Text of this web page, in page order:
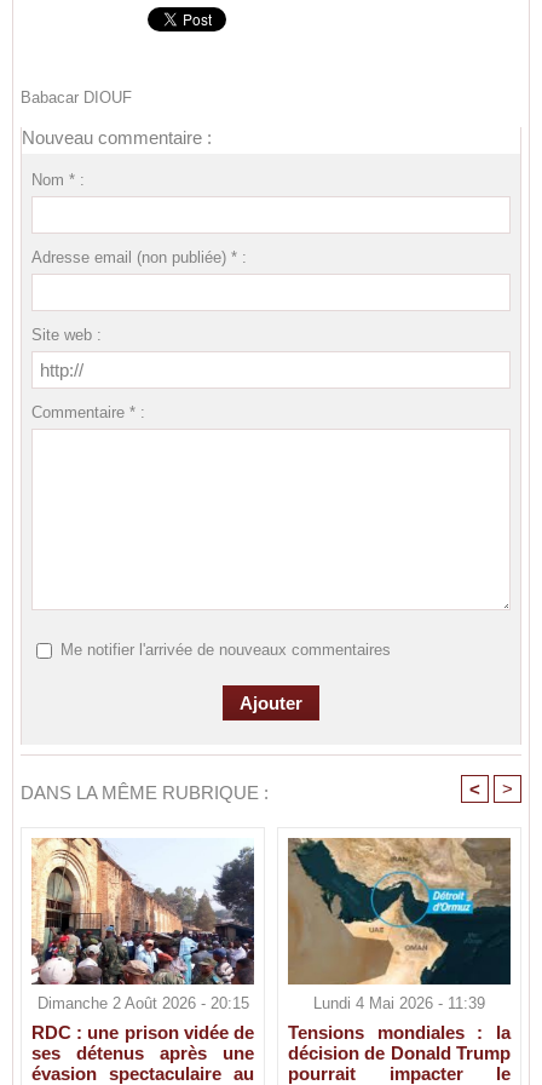
Babacar DIOUF
Nouveau commentaire :
Nom * :
Adresse email (non publiée) * :
Site web :
Commentaire * :
Me notifier l'arrivée de nouveaux commentaires
DANS LA MÊME RUBRIQUE : < >
Dimanche 2 Août 2026 - 20:15
RDC : une prison vidée de
ses détenus après une
évasion spectaculaire au
Lundi 4 Mai 2026 - 11:39
Tensions mondiales : la
décision de Donald Trump
pourrait impacter le